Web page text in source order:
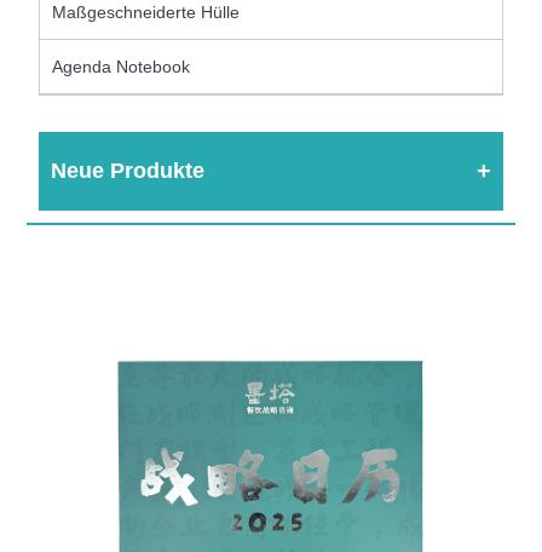
Maßgeschneiderte Hülle
Agenda Notebook
Neue Produkte